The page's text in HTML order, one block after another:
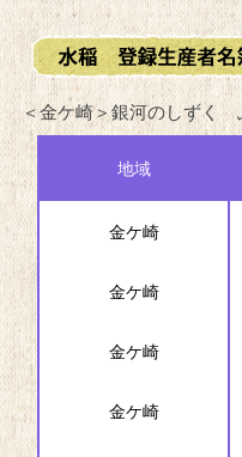
＜金ケ崎＞銀河のしずく
地域
金ケ崎
金ケ崎
金ケ崎
金ケ崎